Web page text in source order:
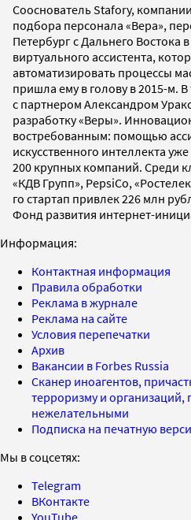
Сооснователь Stafory,
подбора персонала «Вера»,
Петербург с Дальнего Востока
виртуального ассистента,
автоматизировать процессы
пришла ему в голову в 2015-м.
с партнером Александром
разработку «Веры».
востребованным: помощью
искусственного интеллекта
200 крупных компаний. Среди
«КДВ Групп», PepsiCo,
го стартап привлек 226 млн
Фонд развития интернет-
Информация:
Контактная информация
Правила обработки
Реклама в журнале
Реклама на сайте
Условия перепечатки
Архив
Вакансии в Forbes Russia
Сканер иноагентов,
терроризму и организаций,
нежелательными
Подписка на печатную
Мы в соцсетях:
Telegram
ВКонтакте
YouTube